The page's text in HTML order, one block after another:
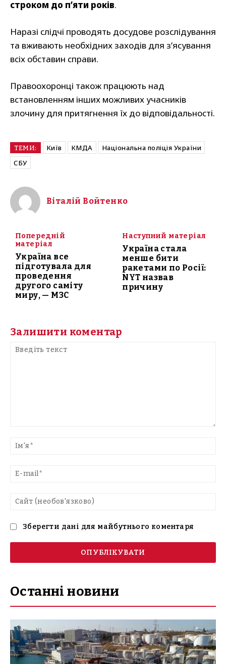
строком до п’яти років.
Наразі слідчі проводять досудове розслідування
та вживають необхідних заходів для з’ясування
всіх обставин справи.
Правоохоронці також працюють над
встановленням інших можливих учасників
злочину для притягнення їх до відповідальності.
ТЕМИ: Київ КМДА
Національна поліція України
СБУ
Віталій Войтенко
Попередній
матеріал
Україна все
підготувала для
проведення
другого саміту
миру, — МЗС
Наступний матеріал
Україна стала
менше бити
ракетами по Росії:
NYT назвав
причину
Залишити коментар
текст
Зберегти дані для майбутнього коментаря
Останні новини